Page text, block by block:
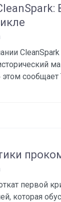
сообщает
первой
которая